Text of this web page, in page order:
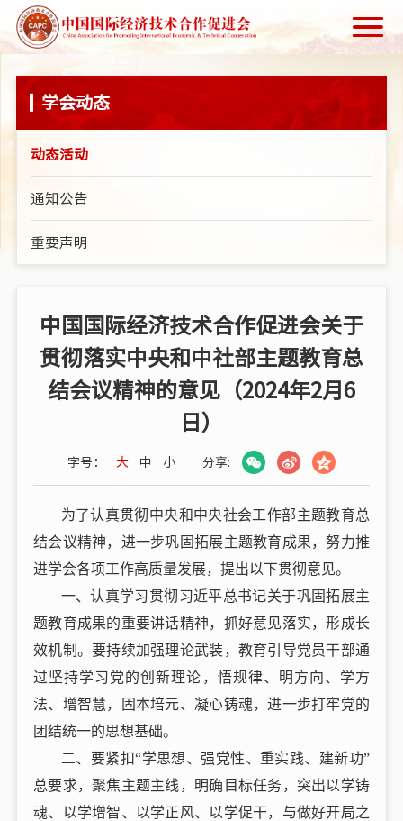
学会动态
动态活动
通知公告
重要声明
中国国际经济技术合作促进会关于
贯彻落实中央和中社部主题教育总
结会议精神的意见（2024年2月6
日）
字号： 大 中 小 分享:
为了认真贯彻中央和中央社会工作部主题教育总
结会议精神，进一步巩固拓展主题教育成果，努力推
进学会各项工作高质量发展，提出以下贯彻意见。
一、认真学习贯彻习近平总书记关于巩固拓展主
题教育成果的重要讲话精神，抓好意见落实，形成长
效机制。要持续加强理论武装，教育引导党员干部通
过坚持学习党的创新理论，悟规律、明方向、学方
法、增智慧，固本培元、凝心铸魂，进一步打牢党的
团结统一的思想基础。
二、要紧扣“学思想、强党性、重实践、建新功”
总要求，聚焦主题主线，明确目标任务，突出以学铸
魂、以学增智、以学正风、以学促干，与做好开局之